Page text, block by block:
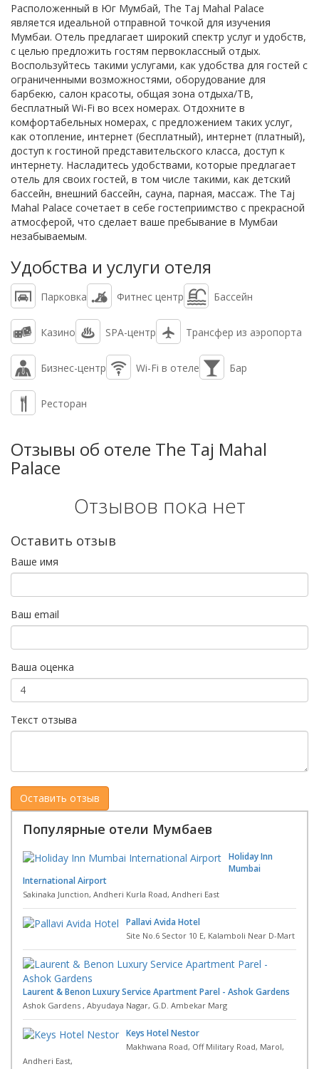
Расположенный в Юг Мумбай, The Taj Mahal Palace
является идеальной отправной точкой для изучения
Мумбаи. Отель предлагает широкий спектр услуг и удобств,
с целью предложить гостям первоклассный отдых.
Воспользуйтесь такими услугами, как удобства для гостей с
ограниченными возможностями, оборудование для
барбекю, салон красоты, общая зона отдыха/ТВ,
бесплатный Wi-Fi во всех номерах. Отдохните в
комфортабельных номерах, с предложением таких услуг,
как отопление, интернет (бесплатный), интернет (платный),
доступ к гостиной представительского класса, доступ к
интернету. Насладитесь удобствами, которые предлагает
отель для своих гостей, в том числе такими, как детский
бассейн, внешний бассейн, сауна, парная, массаж. The Taj
Mahal Palace сочетает в себе гостеприимство с прекрасной
атмосферой, что сделает ваше пребывание в Мумбаи
незабываемым.
Удобства и услуги отеля
Парковка Фитнес центр Бассейн
Казино SPA-центр Трансфер из аэропорта
Бизнес-центр Wi-Fi в отеле Бар
Ресторан
Отзывы об отеле The Taj Mahal
Palace
Отзывов пока нет
Оставить отзыв
Ваше имя
Ваш email
Ваша оценка
Текст отзыва
Популярные отели Мумбаев
Holiday Inn
Mumbai
International Airport
Sakinaka Junction, Andheri Kurla Road, Andheri East
Pallavi Avida Hotel
Site No.6 Sector 10 E, Kalamboli Near D-Mart
Laurent & Benon Luxury Service Apartment Parel - Ashok Gardens
Ashok Gardens , Abyudaya Nagar, G.D. Ambekar Marg
Keys Hotel Nestor
Makhwana Road, Off Military Road, Marol,
Andheri East,